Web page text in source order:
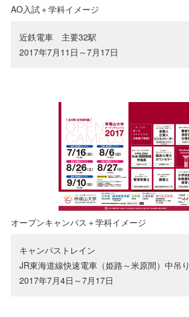
AO入試＋学科イメージ
近鉄電車 主要32駅
2017年7月11日～7月17日
オープンキャンパス＋学科イメージ
キャンパストレイン
JR東海道線快速電車（姫路～米原間）中吊り
2017年7月4日～7月17日